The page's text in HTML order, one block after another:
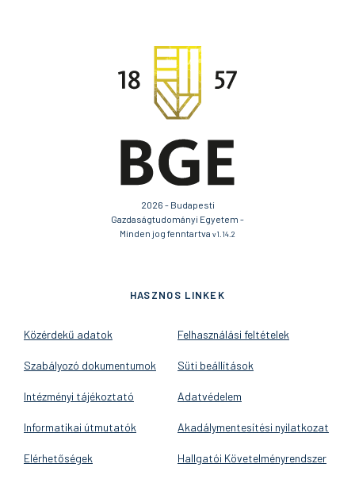
2026 - Budapesti
Gazdaságtudományi Egyetem -
Minden jog fenntartva v1.14.2
HASZNOS LINKEK
Közérdekű adatok
Szabályozó dokumentumok
Intézményi tájékoztató
Informatikai útmutatók
Elérhetőségek
Felhasználási feltételek
Süti beállítások
Adatvédelem
Akadálymentesítési nyilatkozat
Hallgatói Követelményrendszer